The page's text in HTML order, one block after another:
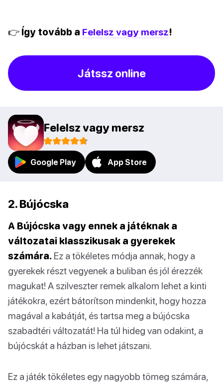
👉 Így tovább a Felelsz vagy mersz!
Játssz online
Felelsz vagy mersz
Google Play App Store
2. Bújócska
A Bújócska vagy ennek a játéknak a
változatai klasszikusak a gyerekek
számára. Ez a tökéletes módja annak, hogy a
gyerekek részt vegyenek a buliban és jól érezzék
magukat! A szilveszter remek alkalom lehet a kinti
játékokra, ezért bátorítson mindenkit, hogy hozza
magával a kabátját, és tartsa meg a bújócska
szabadtéri változatát! Ha túl hideg van odakint, a
bújócskát a házban is lehet játszani.
Ez a játék tökéletes egy nagyobb tömeg számára,